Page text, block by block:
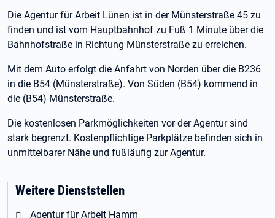
Die Agentur für Arbeit Lünen ist in der Münsterstraße 45 zu
finden und ist vom Hauptbahnhof zu Fuß 1 Minute über die
Bahnhofstraße in Richtung Münsterstraße zu erreichen.
Mit dem Auto erfolgt die Anfahrt von Norden über die B236
in die B54 (Münsterstraße). Von Süden (B54) kommend in
die (B54) Münsterstraße.
Die kostenlosen Parkmöglichkeiten vor der Agentur sind
stark begrenzt. Kostenpflichtige Parkplätze befinden sich in
unmittelbarer Nähe und fußläufig zur Agentur.
Weitere Dienststellen
Agentur für Arbeit Hamm